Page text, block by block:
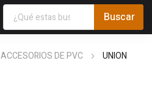
ACCESORIOS DE PVC
UNION